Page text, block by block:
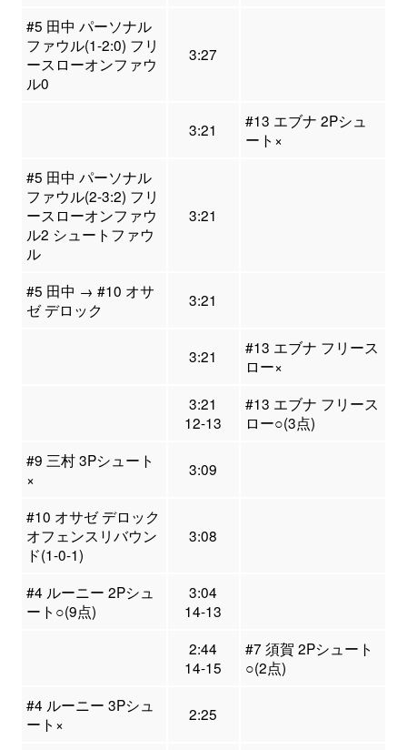
#5 田中 パーソナル
ファウル(1-2:0) フリ
ースローオンファウ
ル0
3:27
3:21
#13 エブナ 2Pシュ
ート×
#5 田中 パーソナル
ファウル(2-3:2) フリ
ースローオンファウ
ル2 シュートファウ
ル
3:21
#5 田中 → #10 オサ
ゼ デロック
3:21
3:21
#13 エブナ フリース
ロー×
3:21
12-13
#13 エブナ フリース
ロー○(3点)
#9 三村 3Pシュート
×
3:09
#10 オサゼ デロック
オフェンスリバウン
ド(1-0-1)
3:08
#4 ルーニー 2Pシュ
ート○(9点)
3:04
14-13
2:44
14-15
#7 須賀 2Pシュート
○(2点)
#4 ルーニー 3Pシュ
ート×
2:25